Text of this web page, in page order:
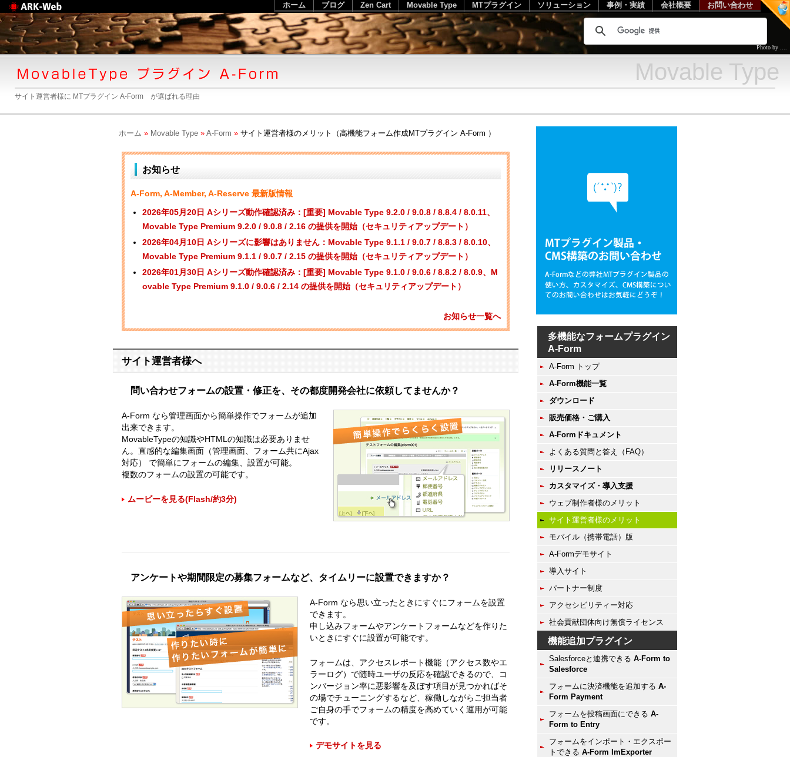
Web制作のアークウェ
ブ
サイト運営者様に MTプラグイン A-Form が選ばれる理由
Movable Type
ホーム » Movable Type » A-Form » サイト運営者様のメリット（高機能フォーム作成MTプラグイン A-Form ）
お知らせ
A-Form, A-Member, A-Reserve 最新版情報
2026年05月20日 Aシリーズ動作確認済み：[重要] Movable Type 9.2.0 / 9.0.8 / 8.8.4 / 8.0.11、
Movable Type Premium 9.2.0 / 9.0.8 / 2.16 の提供を開始（セキュリティアップデート）
2026年04月10日 Aシリーズに影響はありません：Movable Type 9.1.1 / 9.0.7 / 8.8.3 / 8.0.10、
Movable Type Premium 9.1.1 / 9.0.7 / 2.15 の提供を開始（セキュリティアップデート）
2026年01月30日 Aシリーズ動作確認済み：[重要] Movable Type 9.1.0 / 9.0.6 / 8.8.2 / 8.0.9、M
ovable Type Premium 9.1.0 / 9.0.6 / 2.14 の提供を開始（セキュリティアップデート）
お知らせ一覧へ
サイト運営者様へ
問い合わせフォームの設置・修正を、その都度開発会社に依頼してませんか？
A-Form なら管理画面から簡単操作でフォームが追加
出来できます。
MovableTypeの知識やHTMLの知識は必要ありませ
ん。直感的な編集画面（管理画面、フォーム共にAjax
対応） で簡単にフォームの編集、設置が可能。
複数のフォームの設置の可能です。
ムービーを見る(Flash/約3分)
アンケートや期間限定の募集フォームなど、タイムリーに設置できますか？
A-Form なら思い立ったときにすぐにフォームを設置
できます。
申し込みフォームやアンケートフォームなどを作りた
いときにすぐに設置が可能です。
フォームは、アクセスレポート機能（アクセス数やエ
ラーログ）で随時ユーザの反応を確認できるので、コ
ンバージョン率に悪影響を及ぼす項目が見つかればそ
の場でチューニングするなど、稼働しながらご担当者
ご自身の手でフォームの精度を高めていく運用が可能
です。
デモサイトを見る
多機能なフォームプラグイン
A-Form
A-Form トップ
A-Form機能一覧
ダウンロード
販売価格・ご購入
A-Formドキュメント
よくある質問と答え（FAQ）
リリースノート
カスタマイズ・導入支援
ウェブ制作者様のメリット
サイト運営者様のメリット
モバイル（携帯電話）版
A-Formデモサイト
導入サイト
パートナー制度
アクセシビリティー対応
社会貢献団体向け無償ライセンス
機能追加プラグイン
Salesforceと連携できる A-Form to
Salesforce
フォームに決済機能を追加する A-
Form Payment
フォームを投稿画面にできる A-
Form to Entry
フォームをインポート・エクスポー
トできる A-Form ImExporter
ホーム ブログ Zen Cart Movable Type MTプラグイン ソリューション 事例・実績 会社概要 お問い合わせ
Photo by ....